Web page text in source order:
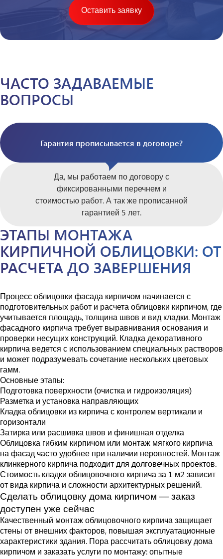
Оставить заявку
ЧАСТО ЗАДАВАЕМЫЕ
ВОПРОСЫ
Гарантия прописывается в договоре?
Да, мы работаем по договору с
фиксированными перечнем и
стоимостью работ. А так же прописанной
гарантией 5 лет.
ЭТАПЫ МОНТАЖА
КИРПИЧНОЙ ОБЛИЦОВКИ: ОТ
РАСЧЕТА ДО ЗАВЕРШЕНИЯ
Процесс облицовки фасада кирпичом начинается с
подготовительных работ и расчета облицовки кирпичом, где
учитывается площадь, толщина швов и вид кладки. Монтаж
фасадного кирпича требует выравнивания основания и
проверки несущих конструкций. Кладка декоративного
кирпича ведется с использованием специальных растворов
и может подразумевать сочетание нескольких цветовых
гамм.
Основные этапы:
Подготовка поверхности (очистка и гидроизоляция)
Разметка и установка направляющих
Кладка облицовки из кирпича с контролем вертикали и
горизонтали
Затирка или расшивка швов и финишная отделка
Облицовка гибким кирпичом или монтаж мягкого кирпича
на фасад часто удобнее при наличии неровностей. Монтаж
клинкерного кирпича подходит для долговечных проектов.
Стоимость кладки облицовочного кирпича за 1 м2 зависит
от вида кирпича и сложности архитектурных решений.
Сделать облицовку дома кирпичом — заказ
доступен уже сейчас
Качественный монтаж облицовочного кирпича защищает
стены от внешних факторов, повышая эксплуатационные
характеристики здания. Пора рассчитать облицовку дома
кирпичом и заказать услуги по монтажу: опытные